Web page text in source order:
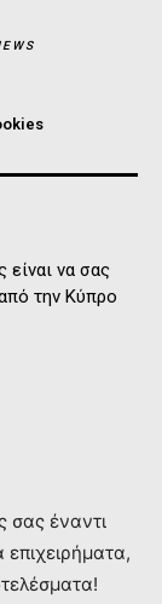
να σας
την Κύπρο
σας έναντι